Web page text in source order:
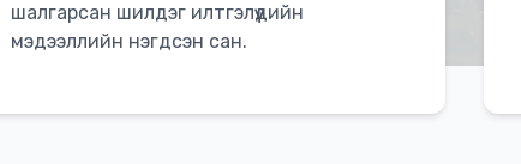
шалгарсан шилдэг илтгэлүүдийн
мэдээллийн нэгдсэн сан.